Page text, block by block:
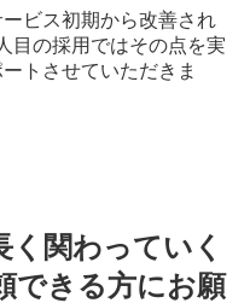
ビス初期から改善され
目の採用ではその点を実
トさせていただきま
く関わっていく
できる方にお願